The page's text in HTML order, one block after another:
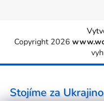
Copyright 2026
Stojíme za